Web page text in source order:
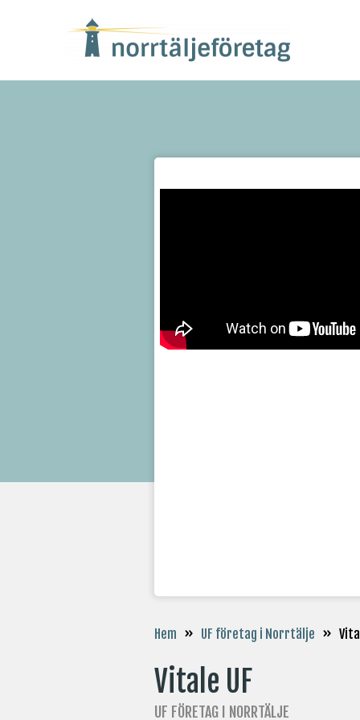
Hem » UF företag i Norrtälje »
Vitale UF
UF FÖRETAG I NORRTÄLJE